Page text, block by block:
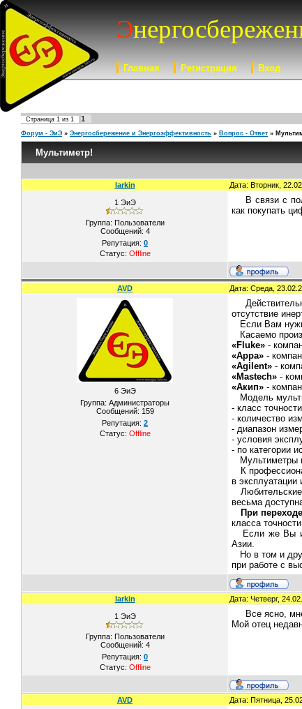
Э
Главная Регистрация Вход
Страница 1 из 1 1
Форум - ЭиЭ » Энергосбережение и Энергоэффективность » Вопрос - Ответ »
Мультиметр!
larkin Дата: Вторник,
1 ЭиЭ
Группа: Пользователи
Сообщений: 4
Репутация: 0
Статус: Offline
В связи с
как покупать
AVD Дата: Среда,
6 ЭиЭ
Группа: Администраторы
Сообщений: 159
Репутация: 2
Статус: Offline
отсутствие
Если Вам
Касаемо
«Fluke» -
«Appa» -
«Agilent» -
«Mastech» -
«Акип» -
Модель
- класс
- количество
- диапазон
- условия
- по категории
Мультиметры
К
в
Любительские
весьма
При
класса
Если же Вы
Азии.
Но в том и
при работе с
larkin Дата: Четверг,
1 ЭиЭ
Группа: Пользователи
Сообщений: 4
Репутация: 0
Статус: Offline
Все ясно,
Мой отец
AVD Дата: Пятница,